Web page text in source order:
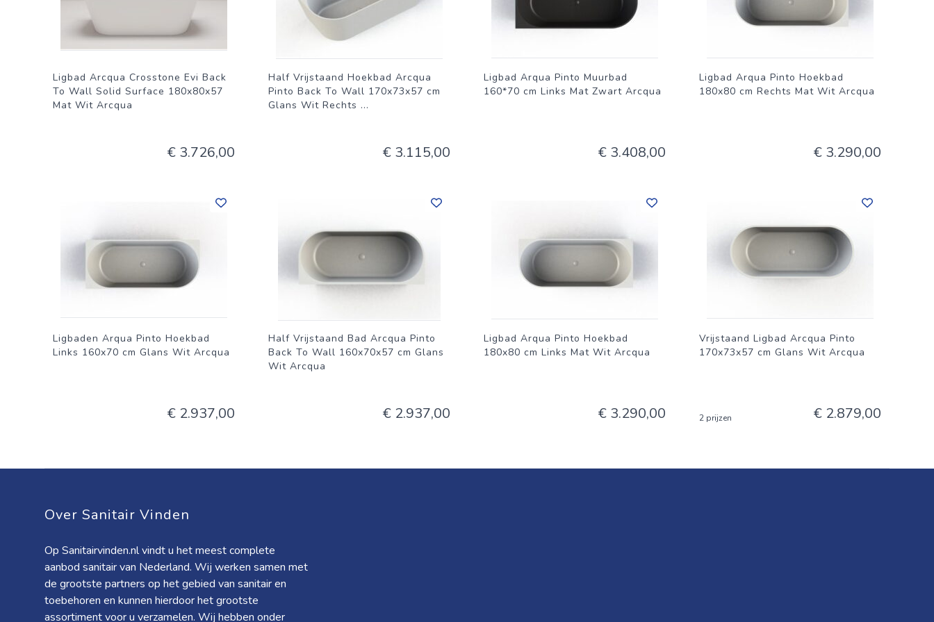
Ligbad Arcqua Crosstone Evi Back
To Wall Solid Surface 180x80x57
Mat Wit Arcqua
€ 3.726,00
Half Vrijstaand Hoekbad Arcqua
Pinto Back To Wall 170x73x57 cm
Glans Wit Rechts ...
€ 3.115,00
Ligbad Arqua Pinto Muurbad
160*70 cm Links Mat Zwart Arcqua
€ 3.408,00
Ligbad Arqua Pinto Hoekbad
180x80 cm Rechts Mat Wit Arcqua
€ 3.290,00
Ligbaden Arqua Pinto Hoekbad
Links 160x70 cm Glans Wit Arcqua
€ 2.937,00
Half Vrijstaand Bad Arcqua Pinto
Back To Wall 160x70x57 cm Glans
Wit Arcqua
€ 2.937,00
Ligbad Arqua Pinto Hoekbad
180x80 cm Links Mat Wit Arcqua
€ 3.290,00
Vrijstaand Ligbad Arcqua Pinto
170x73x57 cm Glans Wit Arcqua
2 prijzen € 2.879,00
Over Sanitair Vinden
Op Sanitairvinden.nl vindt u het meest complete
aanbod sanitair van Nederland. Wij werken samen met
de grootste partners op het gebied van sanitair en
toebehoren en kunnen hierdoor het grootste
assortiment voor u verzamelen. Wij hebben onder